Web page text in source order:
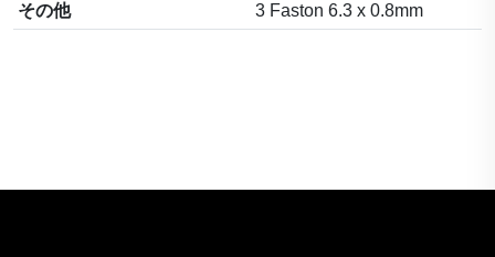
その他
3 Faston 6.3 x 0.8mm